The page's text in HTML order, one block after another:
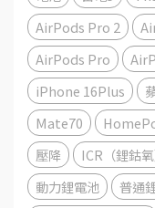
AirPods Pro 2
AirPods Pro
iPhone 16Plus
Mate70
壓降
ICR（鋰鈷
動力鋰電池
普通